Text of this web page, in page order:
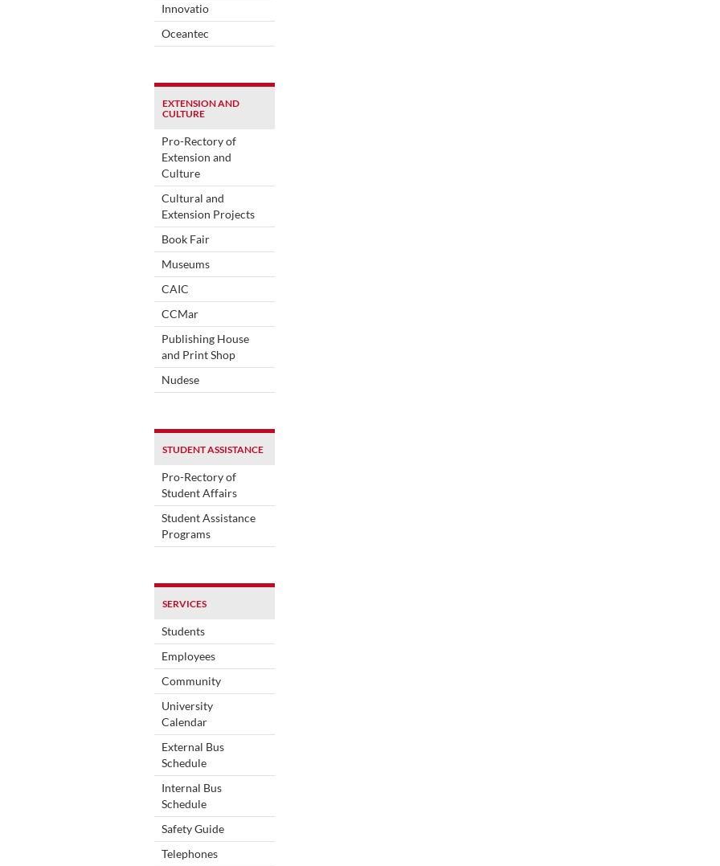
Innovatio
Oceantec
EXTENSION AND
CULTURE
Pro-Rectory of
Extension and
Culture
Cultural and
Extension Projects
Book Fair
Museums
CAIC
CCMar
Publishing House
and Print Shop
Nudese
STUDENT ASSISTANCE
Pro-Rectory of
Student Affairs
Student Assistance
Programs
SERVICES
Students
Employees
Community
University
Calendar
External Bus
Schedule
Internal Bus
Schedule
Safety Guide
Telephones